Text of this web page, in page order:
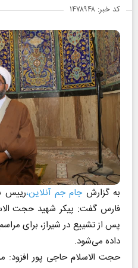
کد خبر: ۱۴۷۸۹۴۸
به گزارش جام جم آنلاین،رییس
فارس گفت: پیکر شهید حجت
پس از تشییع در شیراز، برای
داده می‌شود.
حجت الاسلام حاجی پور افزود: